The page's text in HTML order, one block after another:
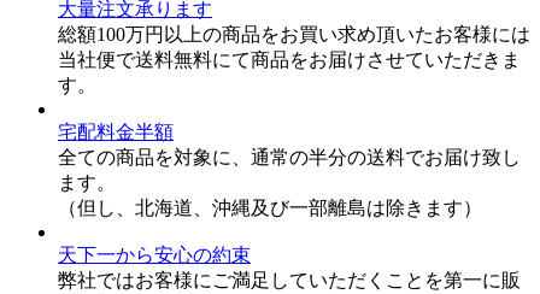
大量注文承ります
総額100万円以上の商品をお買い求め頂いたお客様には
当社便で送料無料にて商品をお届けさせていただきま
す。
宅配料金半額
全ての商品を対象に、通常の半分の送料でお届け致し
ます。
（但し、北海道、沖縄及び一部離島は除きます）
天下一から安心の約束
弊社ではお客様にご満足していただくことを第一に販